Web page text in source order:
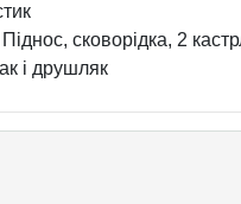
Піднос, сковорідка, 2
і друшляк